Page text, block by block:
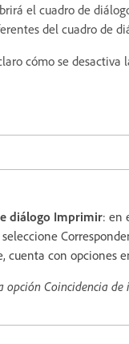
el cuadro de
del cuadro de
cómo se desactiva
diálogo Imprimir: en
cuenta con opciones
opción Coincidencia